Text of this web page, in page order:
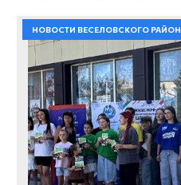
НОВОСТИ ВЕСЕЛОВСКОГО